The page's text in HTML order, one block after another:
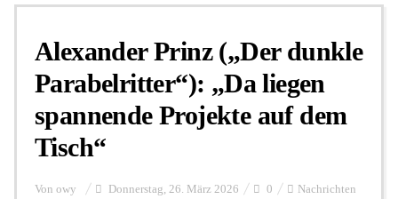
Personalien
Hintergrund
FUNKTURM-Beiträge
Alexander Prinz („Der dunkle
Parabelritter“): „Da liegen
spannende Projekte auf dem
Tisch“
Von owy Donnerstag, 26. März 2026 0 Nachrichten